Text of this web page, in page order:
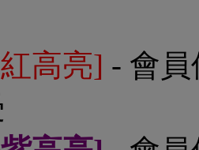
高亮] - 會